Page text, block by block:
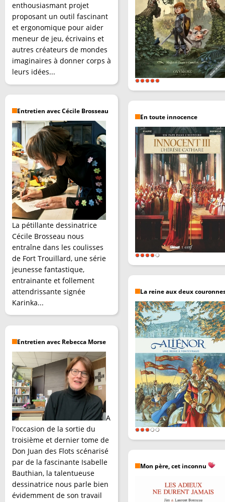
enthousiasmant projet
proposant un outil fascinant
et ergonomique pour aider
meneur de jeu, écrivains et
autres créateurs de mondes
imaginaires à donner corps à
leurs idées...
Entretien avec Cécile Brosseau
La pétillante dessinatrice
Cécile Brosseau nous
entraîne dans les coulisses
de Fort Trouillard, une série
jeunesse fantastique,
entrainante et follement
attendrissante signée
Karinka...
Entretien avec Rebecca Morse
A
l'occasion de la sortie du
troisième et dernier tome de
Don Juan des Flots scénarisé
par de la fascinante Isabelle
Bauthian, la talentueuse
dessinatrice nous parle bien
évidemment de son travail
En toute innocence
La reine aux deux
Mon père, cet inconnu